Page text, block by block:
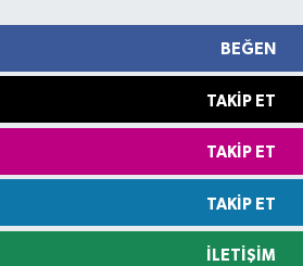
BEĞEN
TAKIP ET
TAKIP ET
TAKIP ET
İLETIŞIM